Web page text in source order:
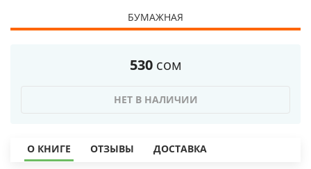
БУМАЖНАЯ
530 сом
НЕТ В НАЛИЧИИ
О КНИГЕ ОТЗЫВЫ ДОСТАВКА